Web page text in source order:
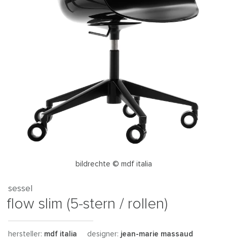
bildrechte © mdf italia
sessel
flow slim (5-stern / rollen)
hersteller: mdf italia designer: jean-marie massaud